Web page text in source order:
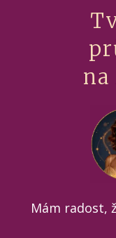
na
Mám radost,